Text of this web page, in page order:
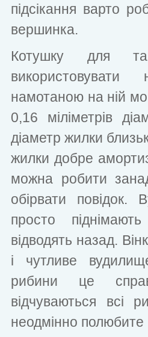
підсікання варто
вершинка.
Котушку для
намотаною на ній
0,16 міліметрів
діаметр жилки
жилки добре
можна робити
обірвати
просто
відводять назад.
і чутливе
рибини це
відчуваються всі
неодмінно полюбите